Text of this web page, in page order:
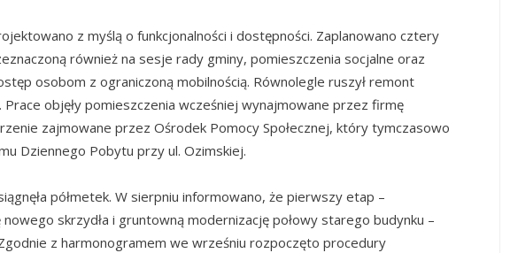
z myślą o funkcjonalności i dostępności. Zaplanowano cztery
również na sesje rady gminy, pomieszczenia socjalne oraz
osobom z ograniczoną mobilnością. Równolegle ruszył remont
Prace objęły pomieszczenia wcześniej wynajmowane przez firmę
zajmowane przez Ośrodek Pomocy Społecznej, który tymczasowo
Dziennego Pobytu przy ul. Ozimskiej.
półmetek. W sierpniu informowano, że pierwszy etap –
skrzydła i gruntowną modernizację połowy starego budynku –
z harmonogramem we wrześniu rozpoczęto procedury